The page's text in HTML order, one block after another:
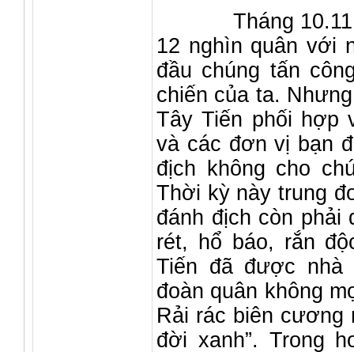
Tháng 10.11.12
12 nghìn quân với
đầu chúng tấn
chiến của ta.
Tây Tiến phối hợp
và các đơn vị bạn
địch không cho
Thời kỳ này trung
đánh địch còn phải
rét, hổ báo, rắn
Tiến đã được nhà
đoàn quân không
Rải rác biên
đời xanh”. Trong